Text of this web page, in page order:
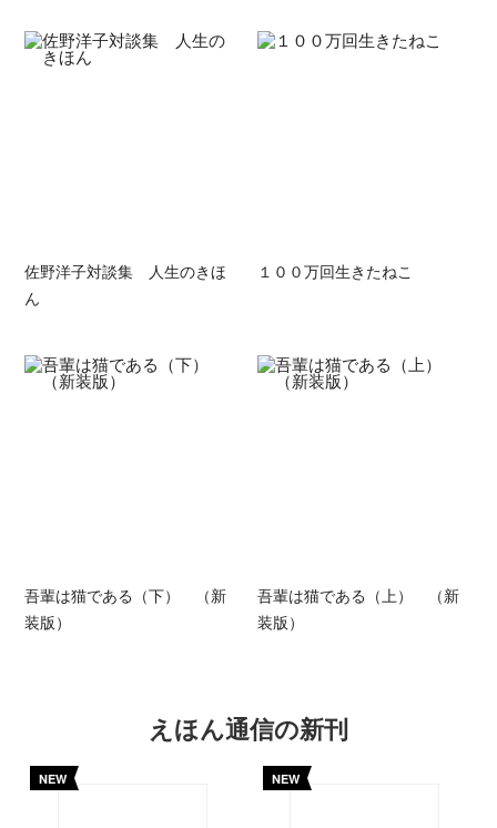
佐野洋子対談集 人生のきほ
ん
１００万回生きたねこ
吾輩は猫である（下） （新
装版）
吾輩は猫である（上） （新
装版）
えほん通信の新刊
NEW NEW